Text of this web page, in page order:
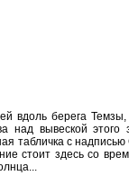
вдоль берега
вывеской этого
табличка с надписью
стоит здесь со